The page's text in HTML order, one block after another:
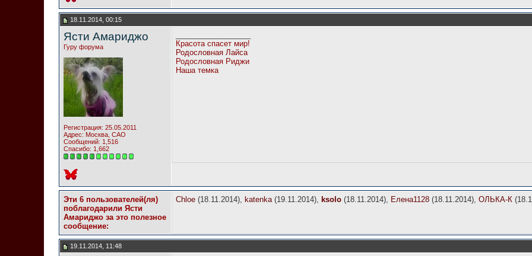
18.11.2014, 00:15
Ясти Амариджо
Гуру форума
Регистрация: 25.05.2011
Адрес: Москва, САО
Сообщений: 1,516
Спасибо: 1,662
Красота спасет мир!
Родословная Лайса
Родословная Риджи
Наша темка
Эти 6 пользователей(ля)
поблагодарили Ясти
Амариджо за это полезное
сообщение:
Chloe (18.11.2014), katenka(19.11.2014), ksolo (18.11.2014), Елена1128 (18.11.2014), ОЛЬКА-К
19.11.2014, 11:48